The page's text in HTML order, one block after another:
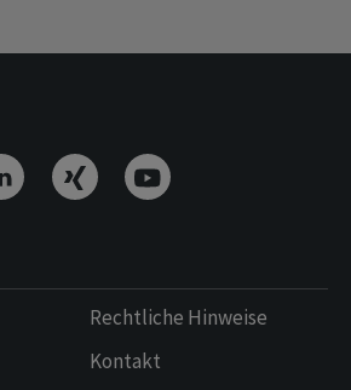
Rechtliche Hinweise
Kontakt